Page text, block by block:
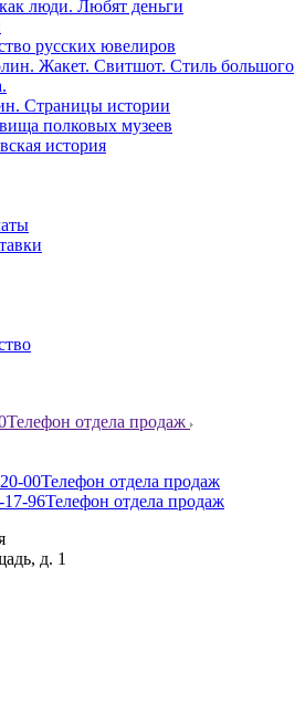
люди. Любят деньги
русских ювелиров
Жакет. Свитшот. Стиль большого
Страницы истории
полковых музеев
история
Телефон отдела продаж
00Телефон отдела продаж
17-96Телефон отдела продаж
д. 1